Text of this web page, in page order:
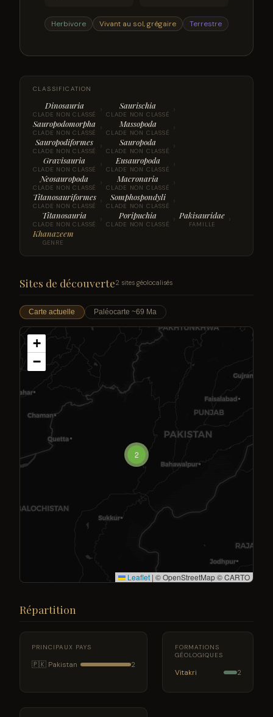
Herbivore Vivant au sol, grégaire Terrestre
CLASSIFICATION
Dinosauria
CLADE NON CLASSÉ › Saurischia
CLADE NON CLASSÉ ›
Sauropodomorpha
CLADE NON CLASSÉ › Massopoda
CLADE NON CLASSÉ ›
Sauropodiformes
CLADE NON CLASSÉ › Sauropoda
CLADE NON CLASSÉ ›
Gravisauria
CLADE NON CLASSÉ › Eusauropoda
CLADE NON CLASSÉ ›
Neosauropoda
CLADE NON CLASSÉ › Macronaria
CLADE NON CLASSÉ ›
Titanosauriformes
CLADE NON CLASSÉ › Somphospondyli
CLADE NON CLASSÉ ›
Titanosauria
CLADE NON CLASSÉ › Poripuchia
CLADE NON CLASSÉ › Pakisauridae
FAMILLE ›
Khanazeem
GENRE
Sites de découverte2 sites géolocalisés
Carte actuelle Paléocarte ~69 Ma
2
+
−
Leaflet | © OpenStreetMap © CARTO
Répartition
PRINCIPAUX PAYS
🇵🇰 Pakistan 2
FORMATIONS
GÉOLOGIQUES
Vitakri 2